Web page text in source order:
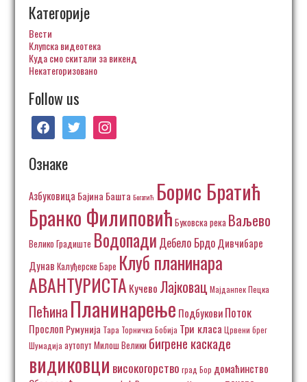
Категорије
Вести
Клупска видеотека
Куда смо скитали за викенд
Некатегоризовано
Follow us
facebooktwitter instagram
Ознаке
Азбуковица Бајина Башта Богатић Борис Братић
Бранко Филиповић Буковска река Ваљево
Велико Градиште Водопади Дебело БрдоДивчибаре
Дунав Калуђерске Баре Клуб планинара
АВАНТУРИСТА Кучево Лајковац Мајданпек Пецка
Пећина Планинарење ПодбуковиПоток
Прослоп Румунија Тара Торничка Бобија Три класа Црвени брег
Шумадија аутопут Милош Велики бигрене каскаде
видиковци високогорство град Бор домаћинство